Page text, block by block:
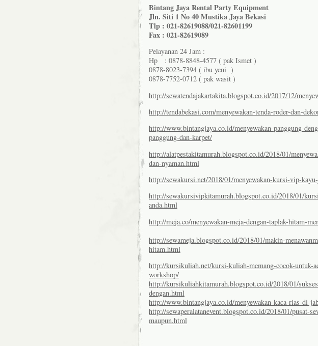
Bintang Jaya Rental Party Equipment
Jln. Siti 1 No 40 Mustika Jaya Bekasi
Tlp : 021-82619088/021-82601199
Fax : 021-82619089
Pelayanan 24 Jam :
Hp : 0878-8848-4577 ( pak Ismet )
0878-8023-7394 ( ibu yeni )
0878-7752-0712 ( pak wasit )
http://sewatendajakartakita.blogspot.co.id/2017/12/
http://tendabekasi.com/menyewakan-tenda-roder-dan-
http://www.bintangjaya.co.id/menyewakan-panggung-
panggung-dan-karpet/
http://alatpestakitamurah.blogspot.co.id/2018/01/
dan-nyaman.html
http://sewakursi.net/2018/01/menyewakan-kursi-vip-
http://sewakursivipkitamurah.blogspot.co.id/2018/01/
anda.html
http://meja.co/menyewakan-meja-dengan-taplak-hitam-
http://sewameja.blogspot.co.id/2018/01/makin-
hitam.html
http://kursikuliah.net/kursi-kuliah-memang-cocok-untuk-
workshop/
http://kursikuliahkitamurah.blogspot.co.id/2018/01/
dengan.html
http://www.bintangjaya.co.id/menyewakan-kaca-rias-di-
http://sewaperalatanevent.blogspot.co.id/2018/01/pusat-
maupun.html